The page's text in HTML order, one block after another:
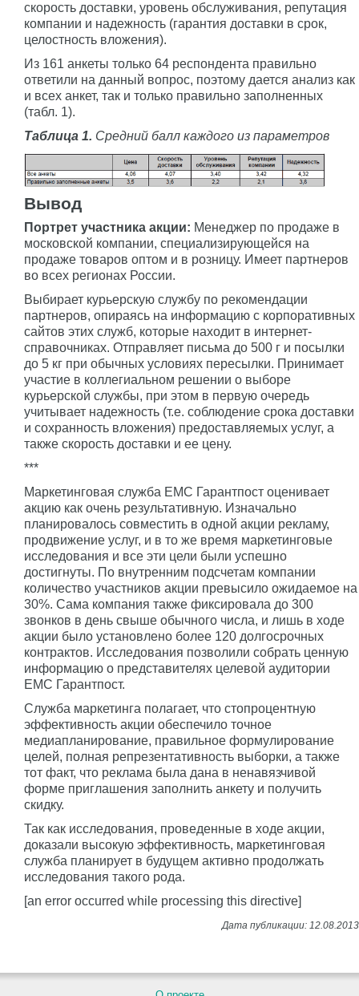
скорость доставки, уровень обслуживания, репутация
компании и надежность (гарантия доставки в срок,
целостность вложения).
Из 161 анкеты только 64 респондента правильно
ответили на данный вопрос, поэтому дается анализ как
и всех анкет, так и только правильно заполненных
(табл. 1).
Таблица 1. Средний балл каждого из параметров
Вывод
Портрет участника акции: Менеджер по продаже в
московской компании, специализирующейся на
продаже товаров оптом и в розницу. Имеет партнеров
во всех регионах России.
Выбирает курьерскую службу по рекомендации
партнеров, опираясь на информацию с корпоративных
сайтов этих служб, которые находит в интернет-
справочниках. Отправляет письма до 500 г и посылки
до 5 кг при обычных условиях пересылки. Принимает
участие в коллегиальном решении о выборе
курьерской службы, при этом в первую очередь
учитывает надежность (т.е. соблюдение срока доставки
и сохранность вложения) предоставляемых услуг, а
также скорость доставки и ее цену.
***
Маркетинговая служба ЕМС Гарантпост оценивает
акцию как очень результативную. Изначально
планировалось совместить в одной акции рекламу,
продвижение услуг, и в то же время маркетинговые
исследования и все эти цели были успешно
достигнуты. По внутренним подсчетам компании
количество участников акции превысило ожидаемое на
30%. Сама компания также фиксировала до 300
звонков в день свыше обычного числа, и лишь в ходе
акции было установлено более 120 долгосрочных
контрактов. Исследования позволили собрать ценную
информацию о представителях целевой аудитории
ЕМС Гарантпост.
Служба маркетинга полагает, что стопроцентную
эффективность акции обеспечило точное
медиапланирование, правильное формулирование
целей, полная репрезентативность выборки, а также
тот факт, что реклама была дана в ненавязчивой
форме приглашения заполнить анкету и получить
скидку.
Так как исследования, проведенные в ходе акции,
доказали высокую эффективность, маркетинговая
служба планирует в будущем активно продолжать
исследования такого рода.
[an error occurred while processing this directive]